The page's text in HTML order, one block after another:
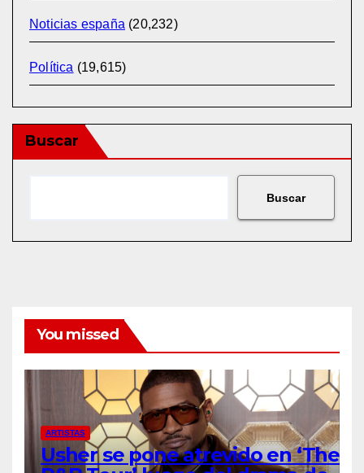
Noticias españa (20,232)
Política (19,615)
Buscar
Buscar
You missed
ARTISTAS
Usher se pone atrevido en ‘The